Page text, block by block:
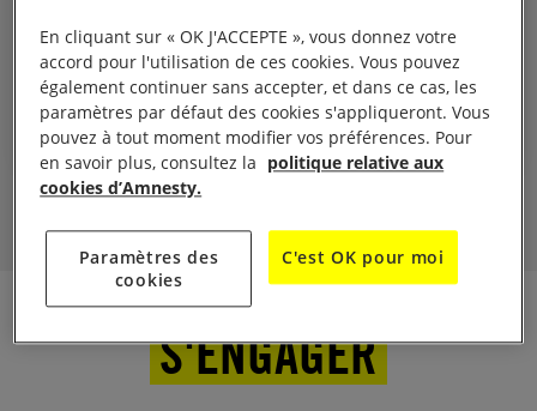
un conflit oublié ?
RÉPUBLIQUE DÉMOCRATIQUE DU CONGO
JUSTICE DE GENRE
RESPECT DU DROIT INTERNATIONAL HUMANITAIRE
S'ENGAGER
En cliquant sur « OK J'ACCEPTE », vous donnez votre
accord pour l'utilisation de ces cookies. Vous pouvez
également continuer sans accepter, et dans ce cas, les
paramètres par défaut des cookies s'appliqueront. Vous
pouvez à tout moment modifier vos préférences. Pour
en savoir plus, consultez la politique relative aux
cookies d’Amnesty.
Paramètres des
cookies
C'est OK pour moi